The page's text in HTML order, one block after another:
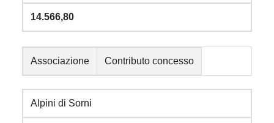
14.566,80
Associazione Contributo concesso
Alpini di Sorni